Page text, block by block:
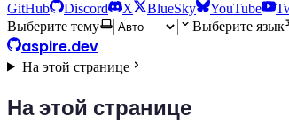
GitHub Discord X BlueSky YouTube
Выберите тему
Выберите язык
aspire.dev
На этой странице
На этой странице